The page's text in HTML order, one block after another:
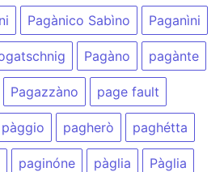
Pagànico Sabìno Paganìni
Pagàno pagànte
Pagazzàno page fault
pàggio pagherò paghétta
paginóne pàglia Pàglia